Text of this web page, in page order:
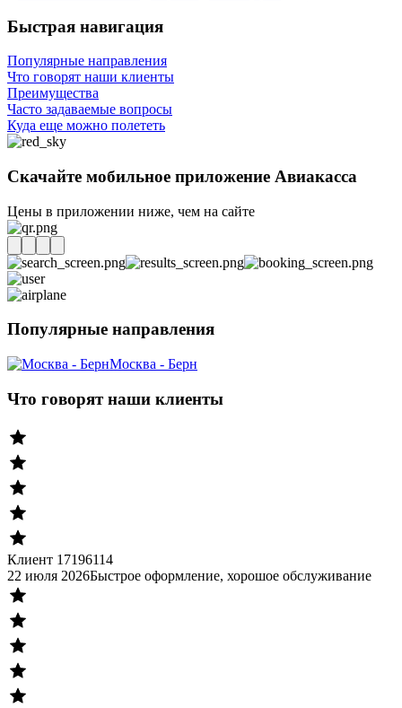
Быстрая навигация
Популярные направления
Что говорят наши клиенты
Преимущества
Часто задаваемые вопросы
Куда еще можно полететь
Скачайте мобильное приложение Авиакасса
Цены в приложении ниже, чем на сайте
Популярные направления
Москва - Берн
Что говорят наши клиенты
Клиент 17196114
22 июля 2026Быстрое оформление, хорошое обслуживание